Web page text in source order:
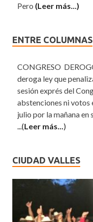
Pero (Leer más...)
ENTRE COLUMNAS
CONGRESO
deroga ley que
sesión exprés del
abstenciones ni votos
julio por la mañana
...(Leer más... )
CIUDAD VALLES